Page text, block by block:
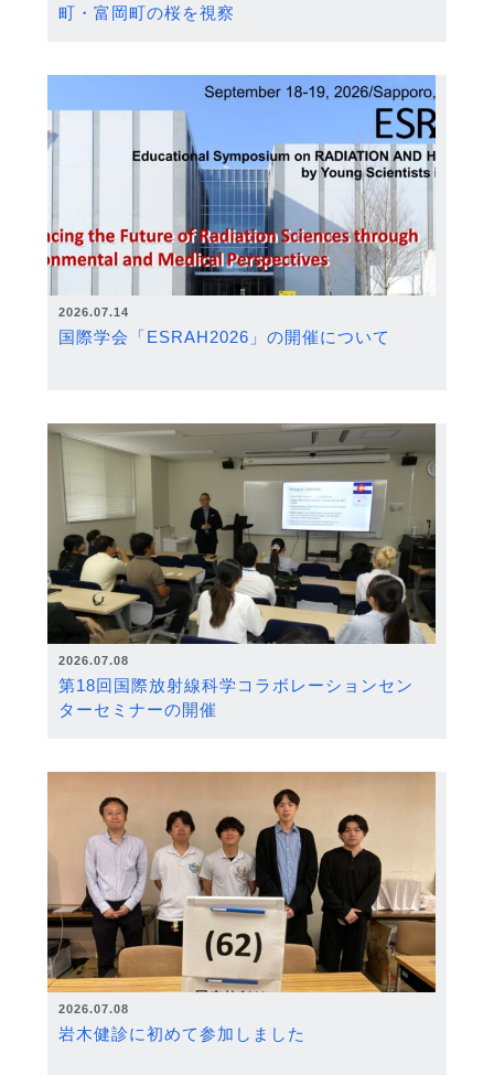
町・富岡町の桜を視察
2026.07.14
国際学会「ESRAH2026」の開催について
2026.07.08
第18回国際放射線科学コラボレーションセン
ターセミナーの開催
2026.07.08
岩木健診に初めて参加しました